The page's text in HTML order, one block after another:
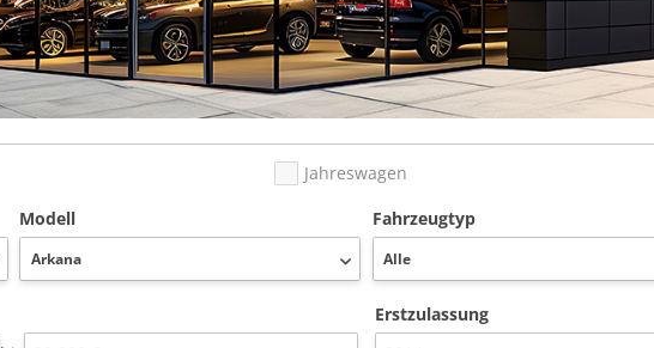
Jahreswagen
Modell Fahrzeugtyp
Erstzulassung